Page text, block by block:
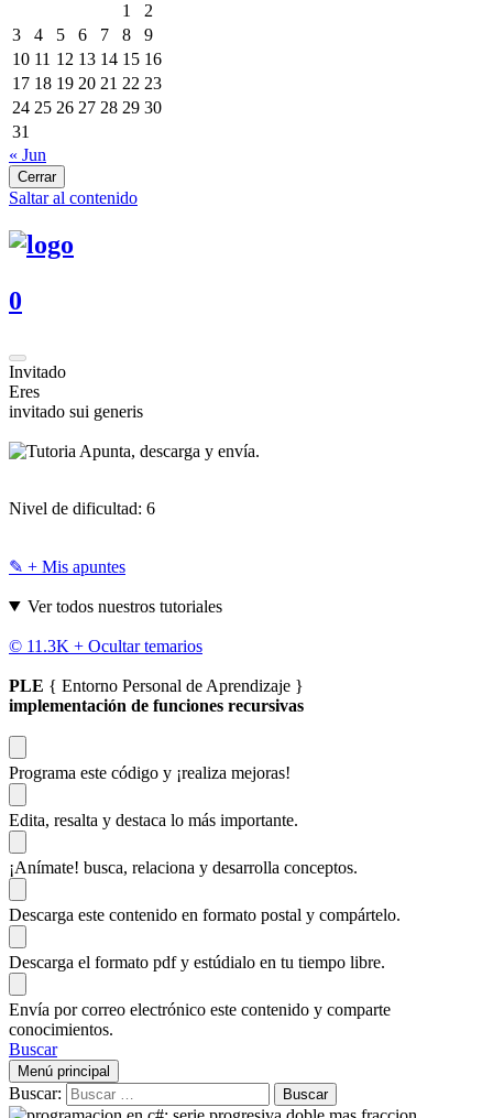
1
2
3
4 5 6 7 8
9
10 11 12 13 14 15 16
17 18 19 20 21 22 23
24 25 26 27 28 29 30
31
« Jun
Cerrar
Saltar al contenido
0
Invitado
Eres
invitado sui generis
Apunta, descarga y envía.
Nivel de dificultad: 6
✎ + Mis apuntes
Ver todos nuestros tutoriales
© 11.3K + Ocultar temarios
PLE { Entorno Personal de Aprendizaje }
implementación de funciones recursivas
Programa este código y ¡realiza mejoras!
Edita, resalta y destaca lo más importante.
¡Anímate! busca, relaciona y desarrolla conceptos.
Descarga este contenido en formato postal y compártelo.
Descarga el formato pdf y estúdialo en tu tiempo libre.
Envía por correo electrónico este contenido y comparte
conocimientos.
Buscar
Menú principal
Buscar: